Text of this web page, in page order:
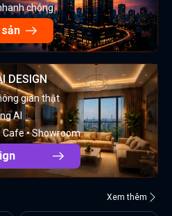
chóng
DESIGN
gian thật
AI
Cafe • Showroom
Xem thêm